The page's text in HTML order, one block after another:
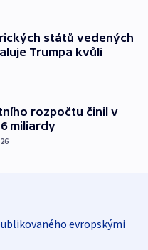
států vedených
Trumpa kvůli
rozpočtu činil v
miliardy
evropskými